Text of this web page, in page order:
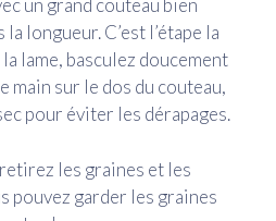
un grand couteau bien
longueur. C’est l’étape la
lame, basculez doucement
main sur le dos du couteau,
pour éviter les dérapages.
les graines et les
pouvez garder les graines